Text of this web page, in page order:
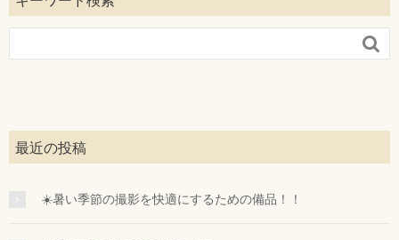

最近の投稿
☀️暑い季節の撮影を快適にするための備品！！